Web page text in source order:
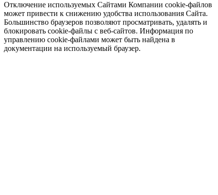
Отключение используемых Сайтами Компании cookie-файлов
может привести к снижению удобства использования Сайта.
Большинство браузеров позволяют просматривать, удалять и
блокировать cookie-файлы c веб-сайтов. Информация по
управлению cookie-файлами может быть найдена в
документации на используемый браузер.